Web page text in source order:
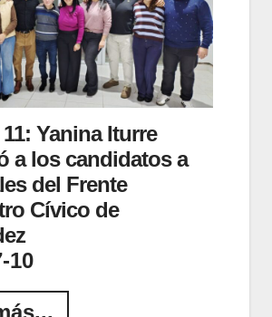
11: Yanina Iturre
a los candidatos a
del Frente
Cívico de
10